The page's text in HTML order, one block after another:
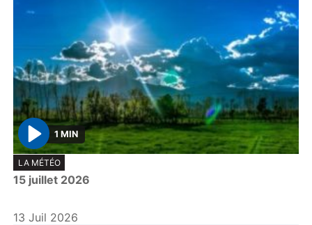
P
l
a
1 MIN
LA MÉTÉO
15 juillet 2026
13 Juil 2026